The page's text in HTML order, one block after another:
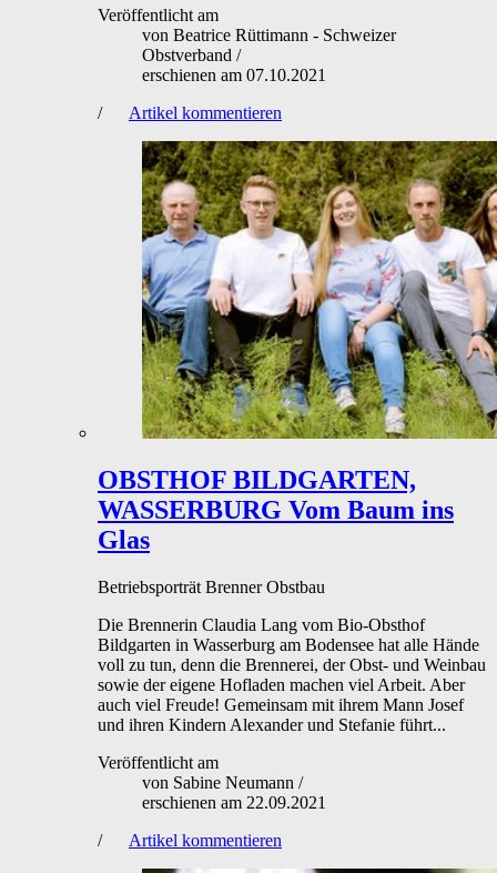
Veröffentlicht am
von Beatrice Rüttimann - Schweizer
Obstverband /
erschienen am 07.10.2021
/
Artikel kommentieren
OBSTHOF BILDGARTEN,
WASSERBURG Vom Baum ins
Glas
Betriebsporträt Brenner Obstbau
Die Brennerin Claudia Lang vom Bio-Obsthof
Bildgarten in Wasserburg am Bodensee hat alle Hände
voll zu tun, denn die Brennerei, der Obst- und Weinbau
sowie der eigene Hofladen machen viel Arbeit. Aber
auch viel Freude! Gemeinsam mit ihrem Mann Josef
und ihren Kindern Alexander und Stefanie führt...
Veröffentlicht am
von Sabine Neumann /
erschienen am 22.09.2021
/
Artikel kommentieren